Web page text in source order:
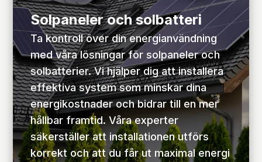
Solpaneler och solbatteri
Ta kontroll över din energianvändning
med våra lösningar för solpaneler och
solbatterier. Vi hjälper dig att installera
effektiva system som minskar dina
energikostnader och bidrar till en mer
hållbar framtid. Våra experter
säkerställer att installationen utförs
korrekt och att du får ut maximal energi